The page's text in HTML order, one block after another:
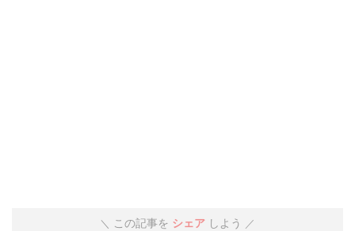
＼ この記事を シェア しよう ／